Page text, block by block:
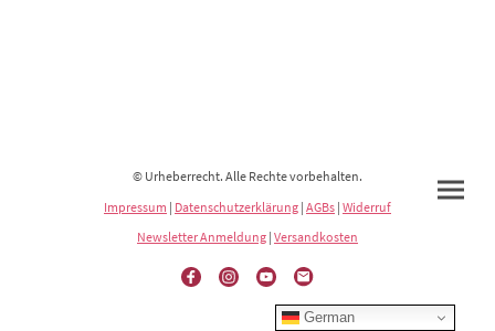
© Urheberrecht. Alle Rechte vorbehalten.
Impressum | Datenschutzerklärung | AGBs | Widerruf
Newsletter Anmeldung | Versandkosten
German